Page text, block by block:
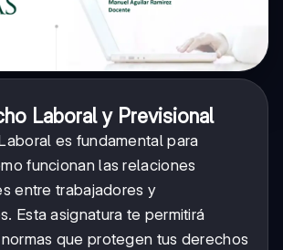
Laboral y Previsional
es fundamental para
funcionan las relaciones
entre trabajadores y
Esta asignatura te permitirá
que protegen tus derechos